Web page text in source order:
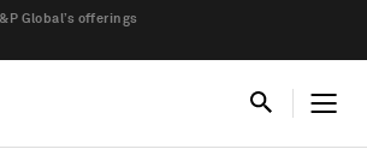
Global’s offerings